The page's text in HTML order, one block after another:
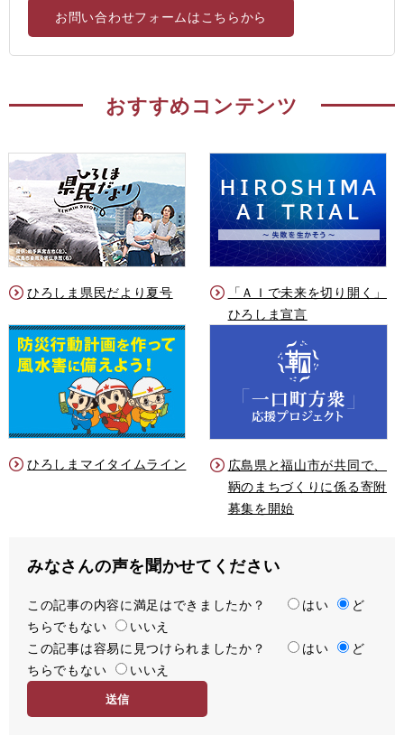
お問い合わせフォームはこちらから
おすすめコンテンツ
ひろしま県民だより夏号
「ＡＩで未来を切り開く」
ひろしま宣言
ひろしまマイタイムライン
広島県と福山市が共同で、
鞆のまちづくりに係る寄附
募集を開始
みなさんの声を聞かせてください
満
足
度
この記事の内容に満足はできましたか？ はい
ど
ちらでもない
いいえ
容
易
この記事は容易に見つけられましたか？ はい
ど
ちらでもない
いいえ